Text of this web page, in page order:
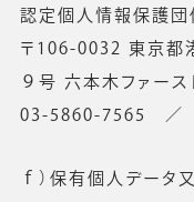
認定個人情報保護団
〒106-0032 東京都
９号 六本木ファース
03-5860-7565 ／
ｆ）保有個人データ